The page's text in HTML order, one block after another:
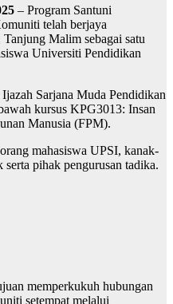
– Program Santuni
telah berjaya
Malim sebagai satu
Universiti Pendidikan
Sarjana Muda Pendidikan
kursus KPG3013: Insan
Manusia (FPM).
mahasiswa UPSI, kanak-
pihak pengurusan tadika.
memperkukuh hubungan
setempat melalui